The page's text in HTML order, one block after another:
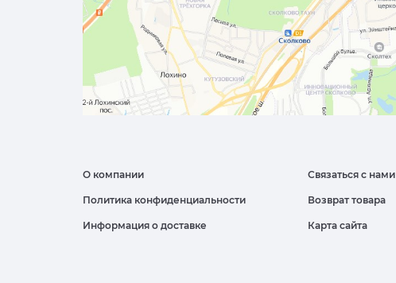
О компании
Политика конфиденциальности
Информация о доставке
Связаться с нами
Возврат товара
Карта сайта